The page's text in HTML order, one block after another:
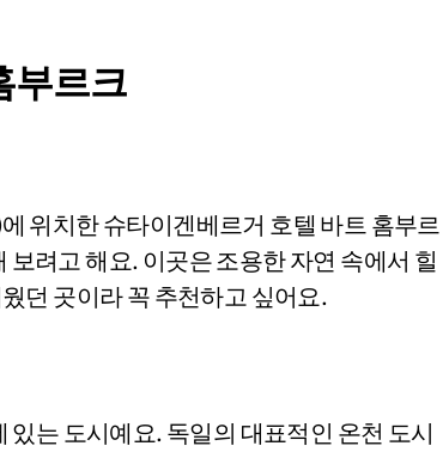
부르크
려고 해요. 이곳은 조용한 자연 속에서 힐
던 곳이라 꼭 추천하고 싶어요.
는 도시예요. 독일의 대표적인 온천 도시